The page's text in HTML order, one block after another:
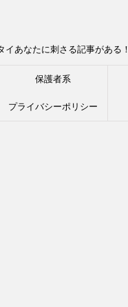
あなたに刺さる記事がある！
保護者系
プライバシーポリシー